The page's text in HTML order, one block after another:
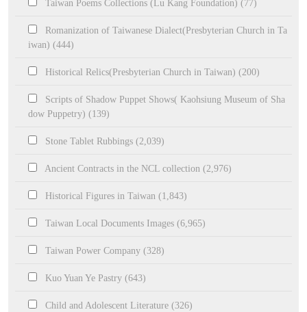
Taiwan Poems Collections (Lu Kang Foundation) (77)
Romanization of Taiwanese Dialect(Presbyterian Church in Ta
iwan) (444)
Historical Relics(Presbyterian Church in Taiwan) (200)
Scripts of Shadow Puppet Shows( Kaohsiung Museum of Sha
dow Puppetry) (139)
Stone Tablet Rubbings (2,039)
Ancient Contracts in the NCL collection (2,976)
Historical Figures in Taiwan (1,843)
Taiwan Local Documents Images (6,965)
Taiwan Power Company (328)
Kuo Yuan Ye Pastry (643)
Child and Adolescent Literature (326)